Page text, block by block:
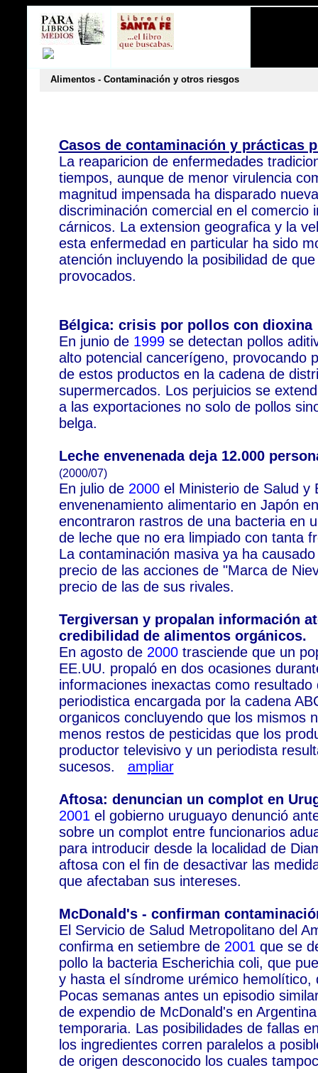
Alimentos - Contaminación y otros riesgos
Casos de contaminación y prácticas
La reaparicion de enfermedades
tiempos, aunque de menor virulencia
magnitud impensada ha disparado
discriminación comercial en el comercio
cárnicos. La extension geografica y la
esta enfermedad en particular ha sido
atención incluyendo la posibilidad de
provocados.
Bélgica: crisis por pollos con dioxina
En junio de 1999se detectan pollos
alto potencial cancerígeno, provocando
de estos productos en la cadena de
supermercados. Los perjuicios se
a las exportaciones no solo de pollos
belga.
Leche envenenada deja 12.000
(2000/07)
En julio de2000el Ministerio de Salud y
envenenamiento alimentario en Japón
encontraron rastros de una bacteria en
de leche que no era limpiado con tanta
La contaminación masiva ya ha
precio de las acciones de "Marca de
precio de las de sus rivales.
Tergiversan y propalan información
credibilidad de alimentos orgánicos.
En agosto de 2000trasciende que un
EE.UU. propaló en dos ocasiones
informaciones inexactas como resultado
periodistica encargada por la cadena
organicos concluyendo que los mismos
menos restos de pesticidas que los
productor televisivo y un periodista
sucesos.
ampliar
Aftosa: denuncian un complot en
2001 el gobierno uruguayo denunció
sobre un complot entre funcionarios
para introducir desde la localidad de
aftosa con el fin de desactivar las
que afectaban sus intereses.
McDonald's - confirman
El Servicio de Salud Metropolitano del
confirma en setiembre de 2001 que se
pollo la bacteria Escherichia coli, que
y hasta el síndrome urémico hemolítico,
Pocas semanas antes un episodio
de expendio de McDonald's en
temporaria. Las posibilidades de fallas
los ingredientes corren paralelos a
de origen desconocido los cuales